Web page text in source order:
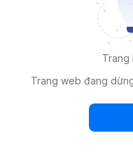
Trang
Trang web đang